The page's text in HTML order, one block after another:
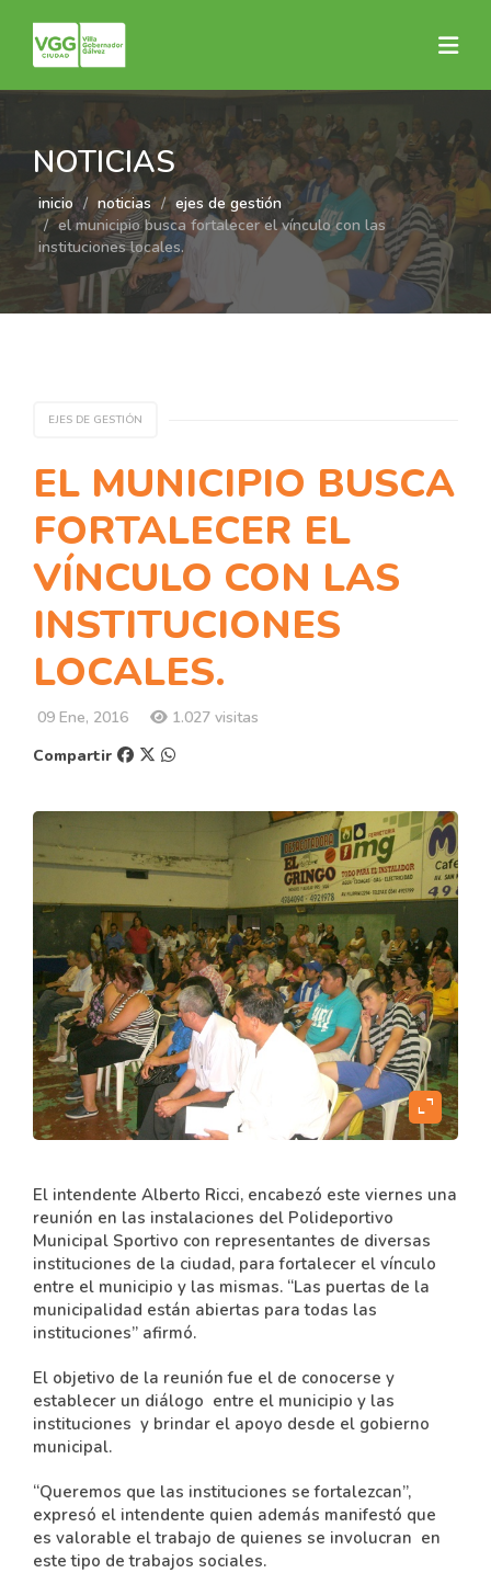
NOTICIAS
inicio noticias
ejes de gestión
el municipio busca fortalecer el vínculo con las
instituciones locales.
EJES DE GESTIÓN
EL MUNICIPIO BUSCA
FORTALECER EL
VÍNCULO CON LAS
INSTITUCIONES
LOCALES.
09 Ene, 2016
1.027 visitas
Compartir
expand_content
El intendente Alberto Ricci, encabezó este viernes una
reunión en las instalaciones del Polideportivo
Municipal Sportivo con representantes de diversas
instituciones de la ciudad, para fortalecer el vínculo
entre el municipio y las mismas. “Las puertas de la
municipalidad están abiertas para todas las
instituciones” afirmó.
El objetivo de la reunión fue el de conocerse y
establecer un diálogo entre el municipio y las
instituciones y brindar el apoyo desde el gobierno
municipal.
“Queremos que las instituciones se fortalezcan”,
expresó el intendente quien además manifestó que
es valorable el trabajo de quienes se involucran en
este tipo de trabajos sociales.